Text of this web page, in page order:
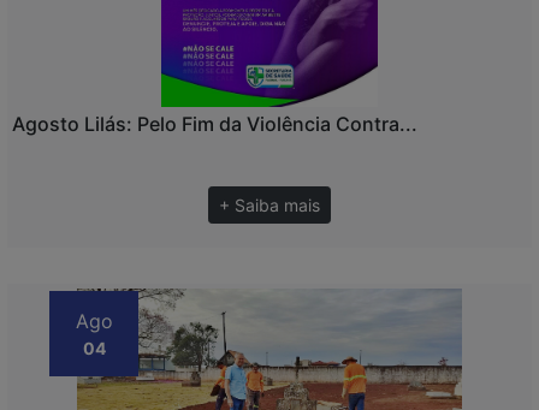
Agosto Lilás: Pelo Fim da Violência Contra...
+ Saiba mais
Ago
04